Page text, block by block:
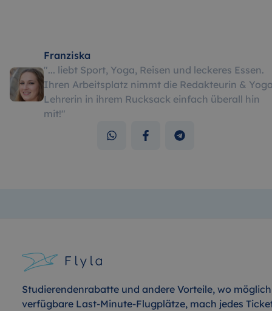
Franziska
"... liebt Sport, Yoga, Reisen und leckeres Essen.
Ihren Arbeitsplatz nimmt die Redakteurin &
Lehrerin in ihrem Rucksack einfach überall hin
mit!"
Studierendenrabatte und andere Vorteile, wo
verfügbare Last-Minute-Flugplätze, mach jedes